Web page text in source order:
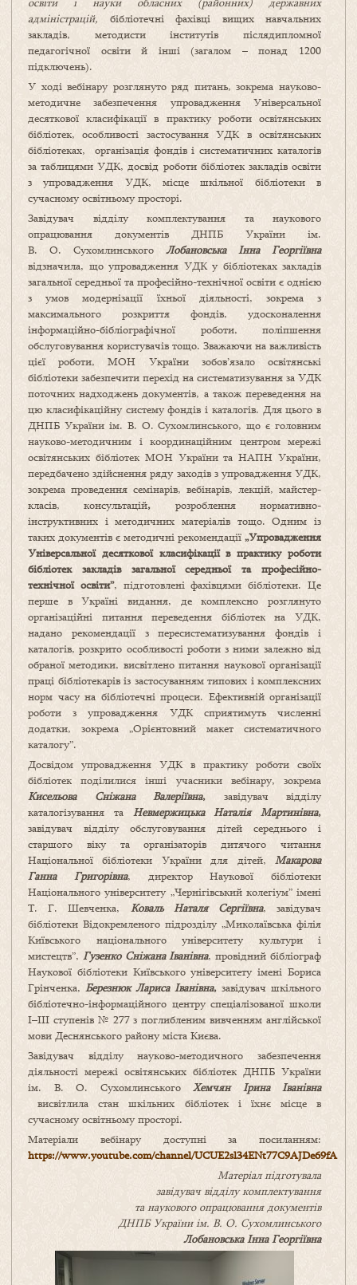
адміністрацій, бібліотечні фахівці вищих навчальних
закладів, методисти інститутів післядипломної
педагогічної освіти й інші (загалом – понад 1200
підключень).
У ході вебінару розглянуто ряд питань, зокрема науково-
методичне забезпечення упровадження Універсальної
десяткової класифікації в практику роботи освітянських
бібліотек, особливості застосування УДК в освітянських
бібліотеках, організація фондів і систематичних каталогів
за таблицями УДК, досвід роботи бібліотек закладів освіти
з упровадження УДК, місце шкільної бібліотеки в
сучасному освітньому просторі.
Завідувач відділу комплектування та наукового
опрацювання документів ДНПБ України ім.
В. О. Сухомлинського Лобановська Інна Георгіївна
відзначила, що упровадження УДК у бібліотеках закладів
загальної середньої та професійно-технічної освіти є однією
з умов модернізації їхньої діяльності, зокрема з
максимального розкриття фондів, удосконалення
інформаційно-бібліографічної роботи, поліпшення
обслуговування користувачів тощо. Зважаючи на важливість
цієї роботи, МОН України зобов’язало освітянські
бібліотеки забезпечити перехід на систематизування за УДК
поточних надходжень документів, а також переведення на
цю класифікаційну систему фондів і каталогів. Для цього в
ДНПБ України ім. В. О. Сухомлинського, що є головним
науково-методичним і координаційним центром мережі
освітянських бібліотек МОН України та НАПН України,
передбачено здійснення ряду заходів з упровадження УДК,
зокрема проведення семінарів, вебінарів, лекцій, майстер-
класів, консультацій, розроблення нормативно-
інструктивних і методичних матеріалів тощо. Одним із
таких документів є методичні рекомендації „Упровадження
Універсальної десяткової класифікації в практику роботи
бібліотек закладів загальної середньої та професійно-
технічної освіти”, підготовлені фахівцями бібліотеки. Це
перше в Україні видання, де комплексно розглянуто
організаційні питання переведення бібліотек на УДК,
надано рекомендації з пересистематизування фондів і
каталогів, розкрито особливості роботи з ними залежно від
обраної методики, висвітлено питання наукової організації
праці бібліотекарів із застосуванням типових і комплексних
норм часу на бібліотечні процеси. Ефективній організації
роботи з упровадження УДК сприятимуть численні
додатки, зокрема „Орієнтовний макет систематичного
каталогу”.
Досвідом упровадження УДК в практику роботи своїх
бібліотек поділилися інші учасники вебінару, зокрема
Кисельова Сніжана Валеріївна, завідувач відділу
каталогізування та Невмержицька Наталія Мартинівна,
завідувач відділу обслуговування дітей середнього і
старшого віку та організаторів дитячого читання
Національної бібліотеки України для дітей, Макарова
Ганна Григорівна, директор Наукової бібліотеки
Національного університету „Чернігівський колегіум” імені
Т. Г. Шевченка, Коваль Наталя Сергіївна, завідувач
бібліотеки Відокремленого підрозділу „Миколаївська філія
Київського національного університету культури і
мистецтв”, Гузенко Сніжана Іванівна, провідний бібліограф
Наукової бібліотеки Київського університету імені Бориса
Грінченка, Березнюк Лариса Іванівна, завідувач шкільного
бібліотечно-інформаційного центру спеціалізованої школи
І–ІІІ ступенів № 277 з поглибленим вивченням англійської
мови Деснянського району міста Києва.
Завідувач відділу науково-методичного забезпечення
діяльності мережі освітянських бібліотек ДНПБ України
ім. В. О. Сухомлинського
Хемчян Ірина Іванівна
висвітлила стан шкільних бібліотек і їхнє місце в
сучасному освітньому просторі.
Матеріали вебінару доступні за посиланням:
https://www.youtube.com/channel/UCUE2sl34ENt77C9AJDe69fA
Матеріал підготувала
завідувач відділукомплектування
та наукового опрацювання документів
ДНПБУкраїни ім. В. О. Сухомлинського
Лобановська Інна Георгіївна